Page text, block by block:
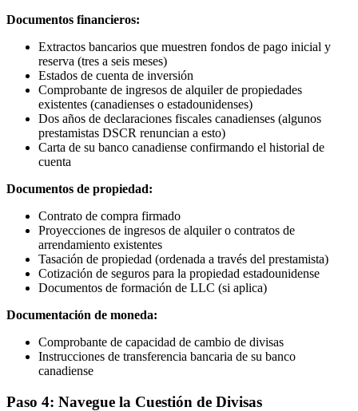
Documentos financieros:
Extractos bancarios que muestren fondos de pago inicial y
reserva (tres a seis meses)
Estados de cuenta de inversión
Comprobante de ingresos de alquiler de propiedades
existentes (canadienses o estadounidenses)
Dos años de declaraciones fiscales canadienses (algunos
prestamistas DSCR renuncian a esto)
Carta de su banco canadiense confirmando el historial de
cuenta
Documentos de propiedad:
Contrato de compra firmado
Proyecciones de ingresos de alquiler o contratos de
arrendamiento existentes
Tasación de propiedad (ordenada a través del prestamista)
Cotización de seguros para la propiedad estadounidense
Documentos de formación de LLC (si aplica)
Documentación de moneda:
Comprobante de capacidad de cambio de divisas
Instrucciones de transferencia bancaria de su banco
canadiense
Paso 4: Navegue la Cuestión de Divisas